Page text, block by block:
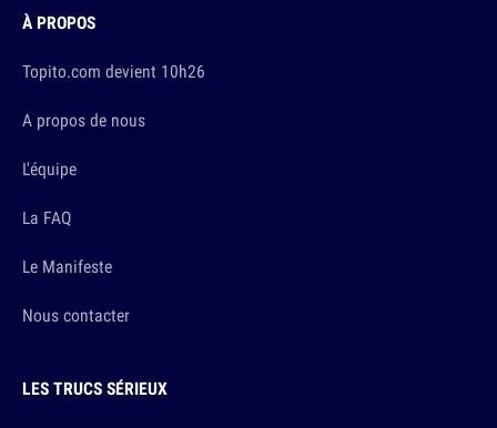
À PROPOS
Topito.com devient 10h26
A propos de nous
L'équipe
La FAQ
Le Manifeste
Nous contacter
LES TRUCS SÉRIEUX